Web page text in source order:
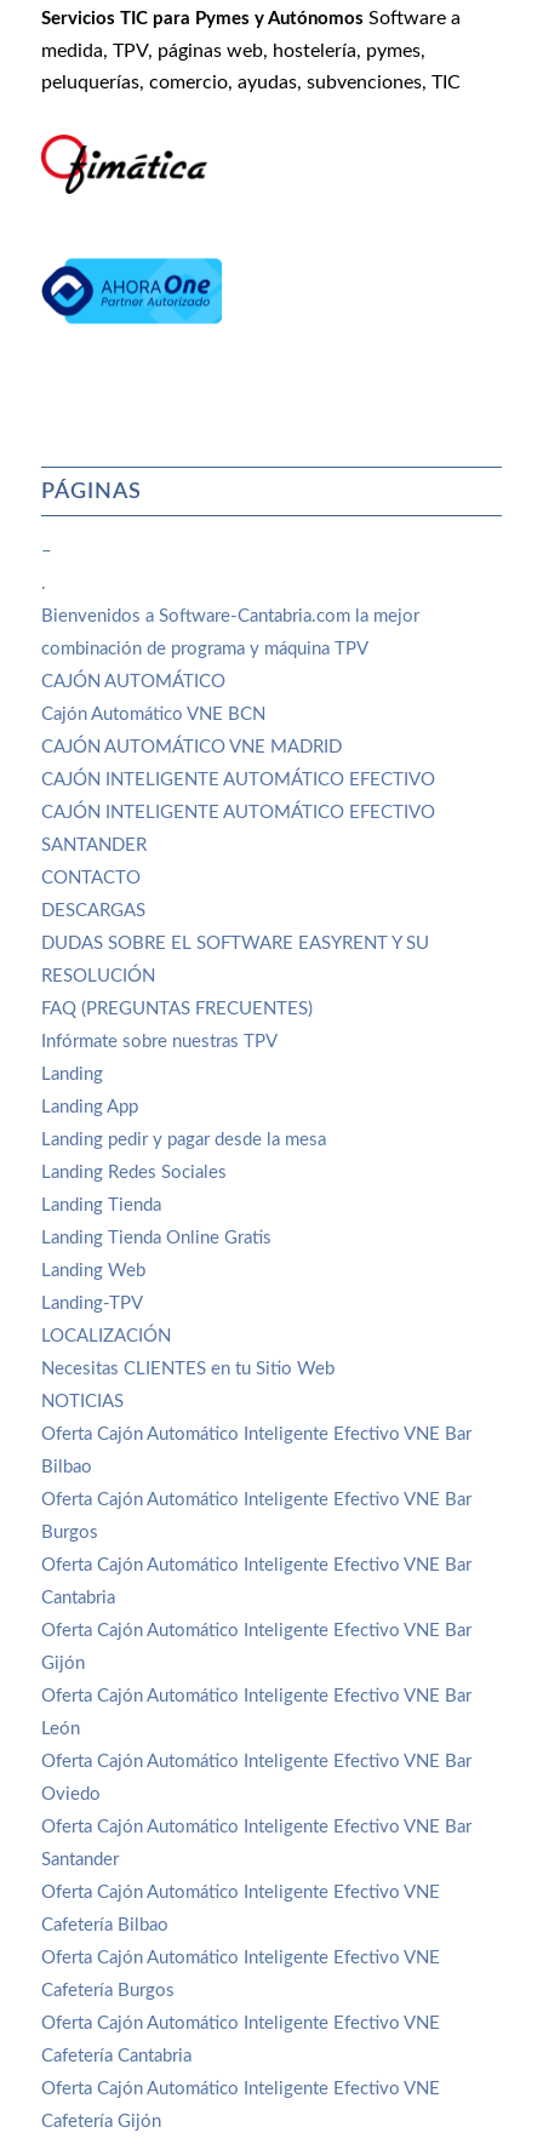
Servicios TIC para Pymes y Autónomos Software a
medida, TPV, páginas web, hostelería, pymes,
peluquerías, comercio, ayudas, subvenciones, TIC
PÁGINAS
–
.
Bienvenidos a Software-Cantabria.com la mejor
combinación de programa y máquina TPV
CAJÓN AUTOMÁTICO
Cajón Automático VNE BCN
CAJÓN AUTOMÁTICO VNE MADRID
CAJÓN INTELIGENTE AUTOMÁTICO EFECTIVO
CAJÓN INTELIGENTE AUTOMÁTICO EFECTIVO
SANTANDER
CONTACTO
DESCARGAS
DUDAS SOBRE EL SOFTWARE EASYRENT Y SU
RESOLUCIÓN
FAQ (PREGUNTAS FRECUENTES)
Infórmate sobre nuestras TPV
Landing
Landing App
Landing pedir y pagar desde la mesa
Landing Redes Sociales
Landing Tienda
Landing Tienda Online Gratis
Landing Web
Landing-TPV
LOCALIZACIÓN
Necesitas CLIENTES en tu Sitio Web
NOTICIAS
Oferta Cajón Automático Inteligente Efectivo VNE Bar
Bilbao
Oferta Cajón Automático Inteligente Efectivo VNE Bar
Burgos
Oferta Cajón Automático Inteligente Efectivo VNE Bar
Cantabria
Oferta Cajón Automático Inteligente Efectivo VNE Bar
Gijón
Oferta Cajón Automático Inteligente Efectivo VNE Bar
León
Oferta Cajón Automático Inteligente Efectivo VNE Bar
Oviedo
Oferta Cajón Automático Inteligente Efectivo VNE Bar
Santander
Oferta Cajón Automático Inteligente Efectivo VNE
Cafetería Bilbao
Oferta Cajón Automático Inteligente Efectivo VNE
Cafetería Burgos
Oferta Cajón Automático Inteligente Efectivo VNE
Cafetería Cantabria
Oferta Cajón Automático Inteligente Efectivo VNE
Cafetería Gijón